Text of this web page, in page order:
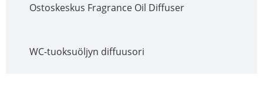
Ostoskeskus Fragrance Oil Diffuser
WC-tuoksuöljyn diffuusori